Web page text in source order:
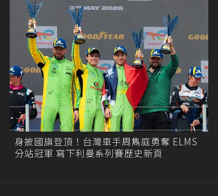
身披國旗登頂！台灣車手周雋庭勇奪 ELMS
分站冠軍 寫下利曼系列賽歷史新頁